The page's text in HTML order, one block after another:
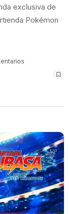
exclusiva de
Pokémon